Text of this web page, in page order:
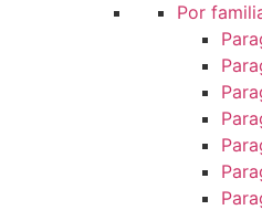
Por